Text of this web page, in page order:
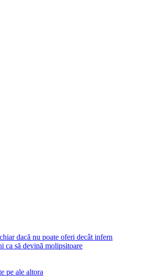
dacă nu poate oferi decât infern
ca să devină molipsitoare
pe ale altora